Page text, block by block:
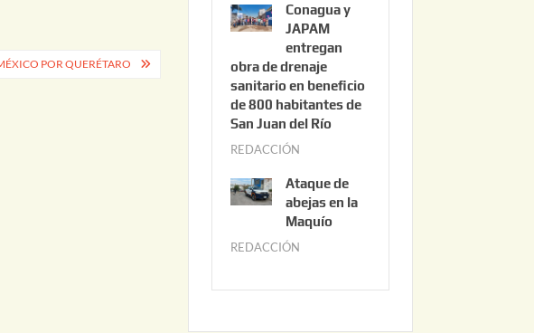
POR QUERÉTARO
0
2
6
n
i
o
3
0
0
2
6
Conagua y
JAPAM
entregan
obra de drenaje
sanitario en beneficio
de 800 habitantes de
San Juan del Río
REDACCIÓN
n
i
Ataque de
abejas en la
Maquío
REDACCIÓN
y